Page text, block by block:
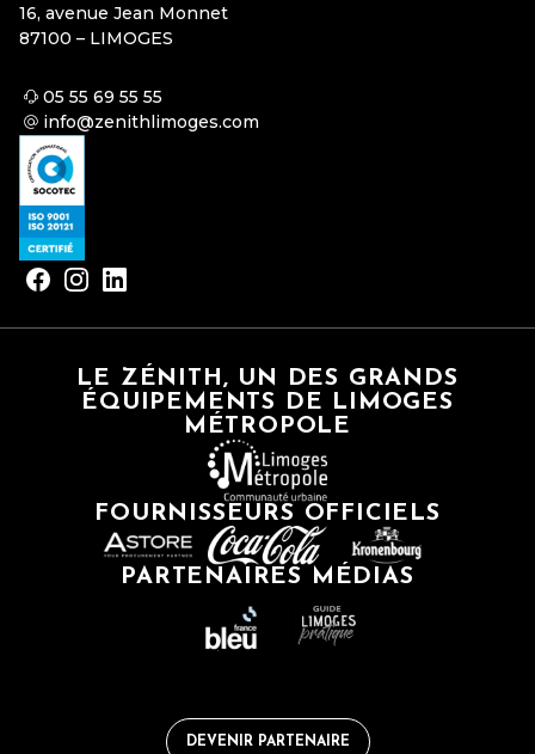
16, avenue Jean Monnet
87100 – LIMOGES
05 55 69 55 55
info@zenithlimoges.com
LE ZÉNITH, UN DES GRANDS
ÉQUIPEMENTS DE LIMOGES
MÉTROPOLE
FOURNISSEURS OFFICIELS
PARTENAIRES MÉDIAS
DEVENIR PARTENAIRE